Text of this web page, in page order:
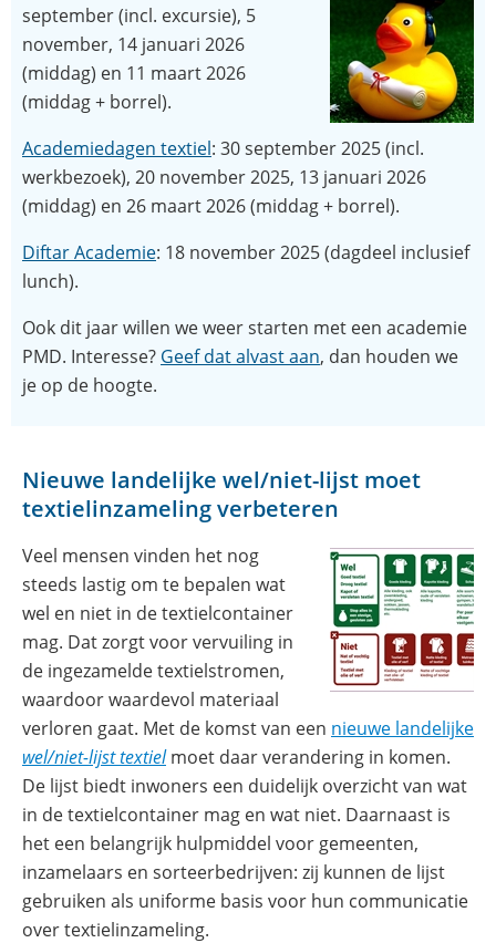
in
nieuw
venster)
september (incl. excursie), 5
november, 14 januari 2026
(middag) en 11 maart 2026
(middag + borrel).
Academiedagen textiel(opent
in
nieuw
: 30 september 2025 (incl.
werkbezoek), 20 november 2025, 13 januari 2026
(middag) en 26 maart 2026 (middag + borrel).
Diftar Academie: 18 november 2025 (dagdeel inclusief
lunch).
Ook dit jaar willen we weer starten met een academie
PMD. Interesse? Geef dat alvast aan(opent
, dan houden we
je op de hoogte.
Nieuwe landelijke wel/niet-lijst moet
textielinzameling verbeteren
Veel mensen vinden het nog
steeds lastig om te bepalen wat
wel en niet in de textielcontainer
mag. Dat zorgt voor vervuiling in
de ingezamelde textielstromen,
waardoor waardevol materiaal
verloren gaat. Met de komst van een nieuwe landelijke
wel/niet-lijst textiel(opent
in
nieuw
venster)
moet daar verandering in komen.
De lijst biedt inwoners een duidelijk overzicht van wat
in de textielcontainer mag en wat niet. Daarnaast is
het een belangrijk hulpmiddel voor gemeenten,
inzamelaars en sorteerbedrijven: zij kunnen de lijst
gebruiken als uniforme basis voor hun communicatie
over textielinzameling.